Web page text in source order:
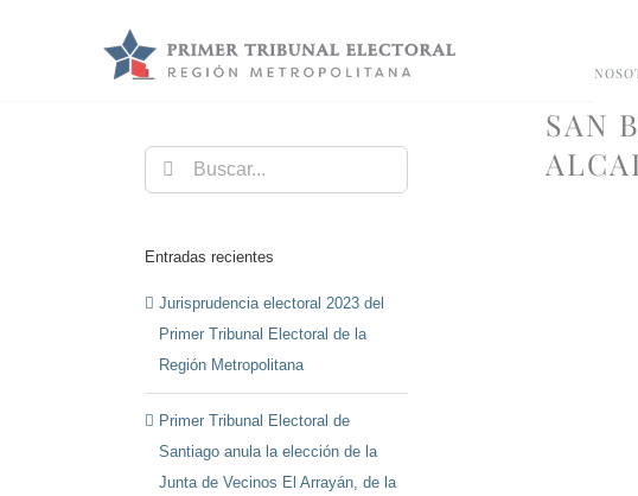
SAN
Buscar:
Entradas recientes
Jurisprudencia electoral 2023 del
Primer Tribunal Electoral de la
Región Metropolitana
Primer Tribunal Electoral de
Santiago anula la elección de la
Junta de Vecinos El Arrayán, de la